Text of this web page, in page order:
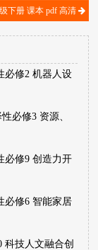
下册 课本 pdf 高清
必修2 机器人设
必修3 资源、
必修9 创造力开
必修6 智能家居
科技人文融合创